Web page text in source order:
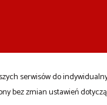
serwisów do
bez zmian ustawień